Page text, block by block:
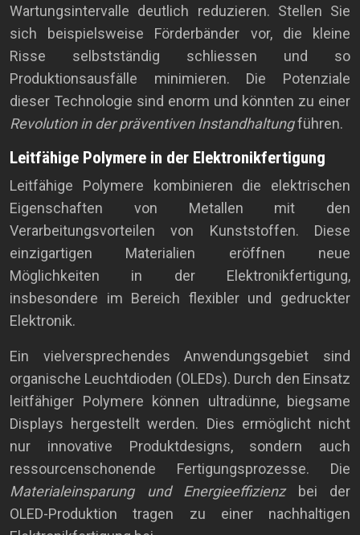
Wartungsintervalle deutlich reduzieren. Stellen Sie
sich beispielsweise Förderbänder vor, die kleine
Risse selbstständig schliessen und so
Produktionsausfälle minimieren. Die Potenziale
dieser Technologie sind enorm und könnten zu einer
Revolution in der präventiven Instandhaltungführen.
Leitfähige Polymere in der Elektronikfertigung
Leitfähige Polymere kombinieren die elektrischen
Eigenschaften von Metallen mit den
Verarbeitungsvorteilen von Kunststoffen. Diese
einzigartigen Materialien eröffnen neue
Möglichkeiten in der Elektronikfertigung,
insbesondere im Bereich flexibler und gedruckter
Elektronik.
Ein vielversprechendes Anwendungsgebiet sind
organische Leuchtdioden (OLEDs). Durch den Einsatz
leitfähiger Polymere können ultradünne, biegsame
Displays hergestellt werden. Dies ermöglicht nicht
nur innovative Produktdesigns, sondern auch
ressourcenschonende Fertigungsprozesse. Die
Materialeinsparung und Energieeffizienzbei der
OLED-Produktion tragen zu einer nachhaltigen